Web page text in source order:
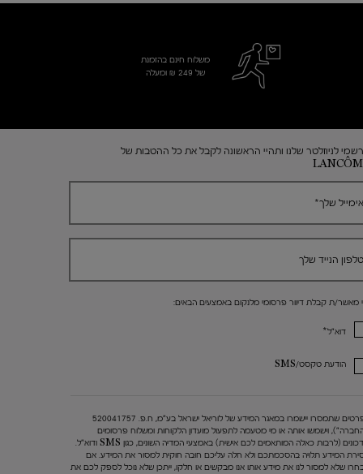
משלוח חינם בהזמנת
של 249 ₪ ומעלה
לניוזלטר שלנו ותהיי הראשונה לקבל את כל ההטבות של
שלך*
הנייד שלך
מאשר/ת קבלת דיוור פרסומי מלנקום באמצעים הבאים:
דוא"ל*
הודעת טקסט/SMS
הפרטים שתמסרו יישמרו במאגר המידע של לוריאל ישראל בע"מ, ח.פ. 520041757
וישמשו אותה או מי מטעמה לתפעול מועדון הלקוחות ומשלוח פרסומים
ועדכונים (לרבות כאלה המותאמים לכם אישית) באמצעי המדיה השונים, כגון SMS ודוא"ל.
המידע תלויה בהסכמתכם ולא חלה עליכם חובה חוקית למסור את המידע. אם
שלא למסור לנו את מידע אותו אנו מבקשים או חלקו, ייתכן שלא נוכל לספק לכם את